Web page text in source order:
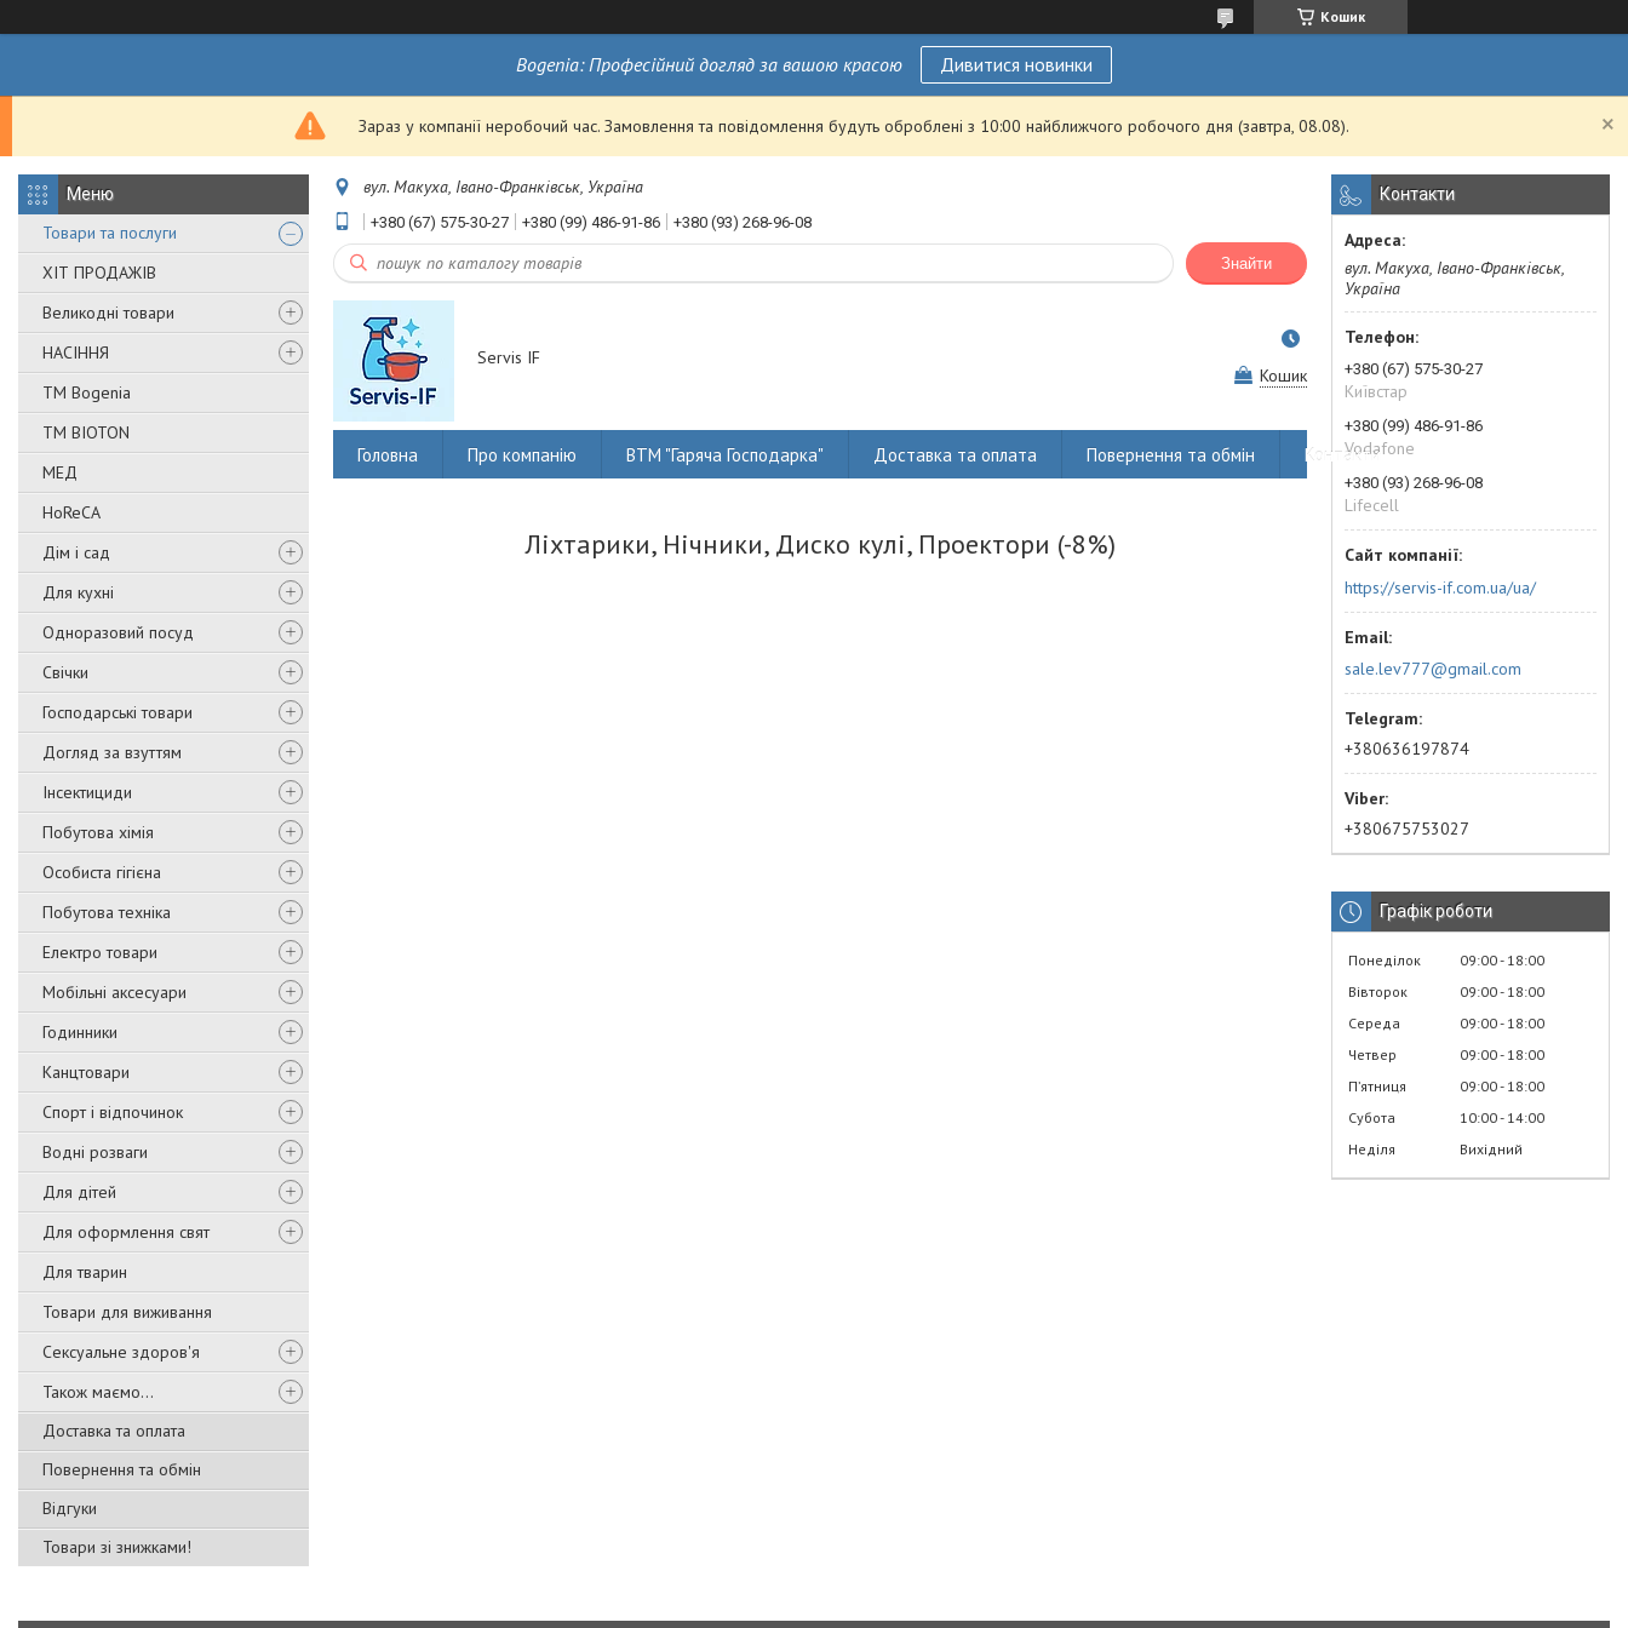
Кошик
Bogenia: Професійний догляд за вашою красою Дивитися новинки
Зараз у компанії неробочий час. Замовлення та повідомлення будуть оброблені з 10:00 найближчого робочого дня (завтра, 08.08).
Товари та послуги
ХІТ ПРОДАЖІВ
Великодні товари
НАСІННЯ
ТМ Bogenia
ТМ BIOTON
МЕД
HoReCA
Дім і сад
Для кухні
Одноразовий посуд
Свічки
Господарські товари
Догляд за взуттям
Інсектициди
Побутова хімія
Особиста гігієна
Побутова техніка
Електро товари
Мобільні аксесуари
Годинники
Канцтовари
Спорт і відпочинок
Водні розваги
Для дітей
Для оформлення свят
Для тварин
Товари для виживання
Сексуальне здоров'я
Також маємо...
Доставка та оплата
Повернення та обмін
Відгуки
Товари зі знижками!
вул. Макуха, Івано-Франківськ, Україна
+380 (67) 575-30-27 +380 (99) 486-91-86 +380 (93) 268-96-08
Знайти
Servis IF
Кошик
Головна Про компанію ВТМ "Гаряча Господарка" Доставка та оплата Повернення та обмін Контакти
Ліхтарики, Нічники, Диско кулі, Проектори (-8%)
Контакти
вул. Макуха, Івано-Франківськ,
Україна
+380 (67) 575-30-27
Київстар
+380 (99) 486-91-86
Vodafone
+380 (93) 268-96-08
Lifecell
https://servis-if.com.ua/ua/
sale.lev777@gmail.com
+380636197874
+380675753027
Графік роботи
Понеділок 09:00 18:00
Вівторок
09:00 18:00
Середа
09:00 18:00
Четвер
09:00 18:00
Пʼятниця
09:00 18:00
Субота
10:00 14:00
Неділя
Вихідний